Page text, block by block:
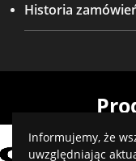
Historia
Informujemy, że
uwzględniając